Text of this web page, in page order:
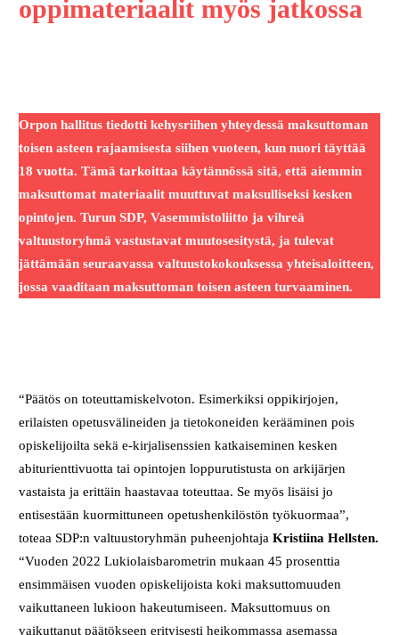
oppimateriaalit myös jatkossa
Orpon hallitus tiedotti kehysriihen yhteydessä maksuttoman
toisen asteen rajaamisesta siihen vuoteen, kun nuori täyttää
18 vuotta. Tämä tarkoittaa käytännössä sitä, että aiemmin
maksuttomat materiaalit muuttuvat maksulliseksi kesken
opintojen. Turun SDP, Vasemmistoliitto ja vihreä
valtuustoryhmä vastustavat muutosesitystä, ja tulevat
jättämään seuraavassa valtuustokokouksessa yhteisaloitteen,
jossa vaaditaan maksuttoman toisen asteen turvaaminen.
“Päätös on toteuttamiskelvoton. Esimerkiksi oppikirjojen,
erilaisten opetusvälineiden ja tietokoneiden kerääminen pois
opiskelijoilta sekä e-kirjalisenssien katkaiseminen kesken
abiturienttivuotta tai opintojen loppurutistusta on arkijärjen
vastaista ja erittäin haastavaa toteuttaa. Se myös lisäisi jo
entisestään kuormittuneen opetushenkilöstön työkuormaa”,
toteaa SDP:n valtuustoryhmän puheenjohtajaKristiina Hellsten.
“Vuoden 2022 Lukiolaisbarometrin mukaan 45 prosenttia
ensimmäisen vuoden opiskelijoista koki maksuttomuuden
vaikuttaneen lukioon hakeutumiseen. Maksuttomuus on
vaikuttanut päätökseen erityisesti heikommassa asemassa